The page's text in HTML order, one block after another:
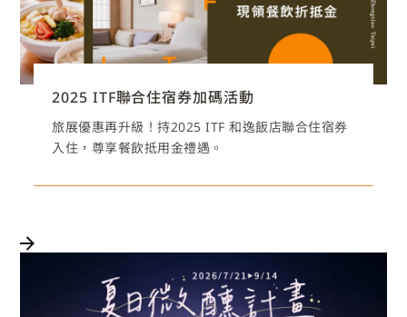
2025 ITF聯合住宿券加碼活動
旅展優惠再升級！持2025 ITF 和逸飯店聯合住宿券
入住，尊享餐飲抵用金禮遇。